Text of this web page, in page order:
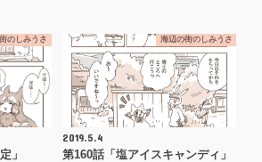
のしみうさ
」
海辺の街のしみうさ
2019.5.4
第160話「塩アイスキャンディ」